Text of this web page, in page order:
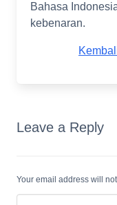
Bahasa
kebenaran.
Leave a Reply
Your email address will